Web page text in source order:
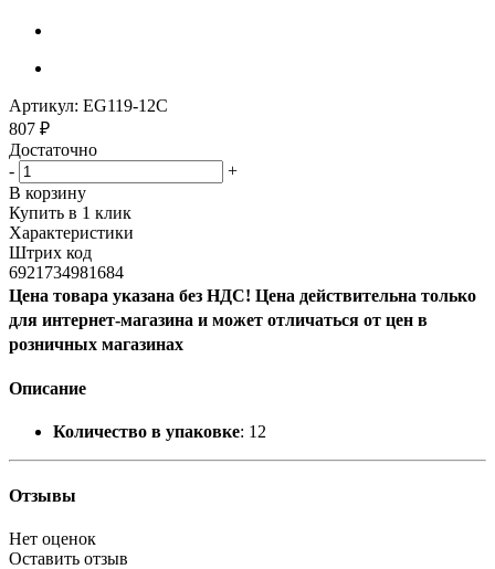
Артикул: EG119-12C
807 ₽
Достаточно
-
+
В корзину
Купить в 1 клик
Характеристики
Штрих код
6921734981684
Цена товара указана без НДС! Цена действительна только
для интернет-магазина и может отличаться от цен в
розничных магазинах
Описание
Количество в упаковке: 12
Отзывы
Нет оценок
Оставить отзыв